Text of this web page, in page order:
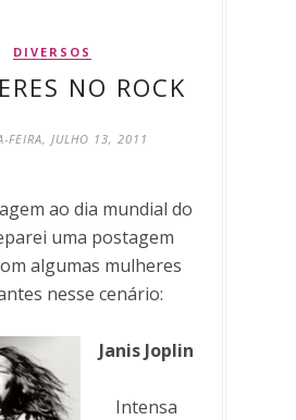
DIVERSOS
NO ROCK
FEIRA, JULHO 13, 2011
ao dia mundial do
uma postagem
algumas mulheres
nesse cenário:
Janis Joplin
Intensa